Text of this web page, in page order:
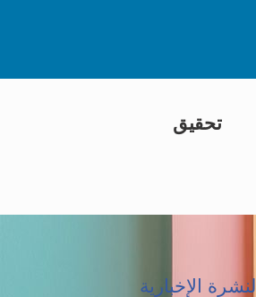
تحقيق
النشرة الإخبارية